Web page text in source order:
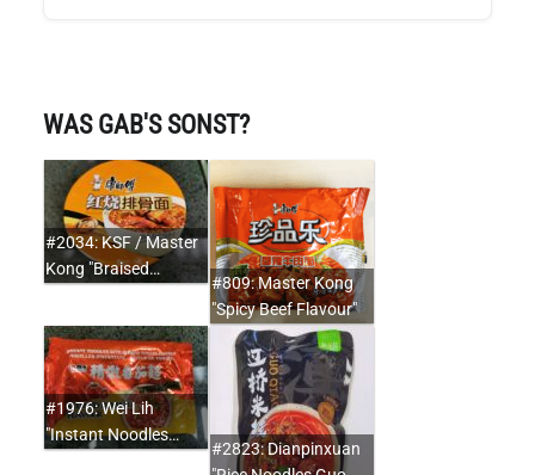
WAS GAB'S SONST?
#2034: KSF / Master
Kong "Braised…
#809: Master Kong
"Spicy Beef Flavour"
#1976: Wei Lih
"Instant Noodles…
#2823: Dianpinxuan